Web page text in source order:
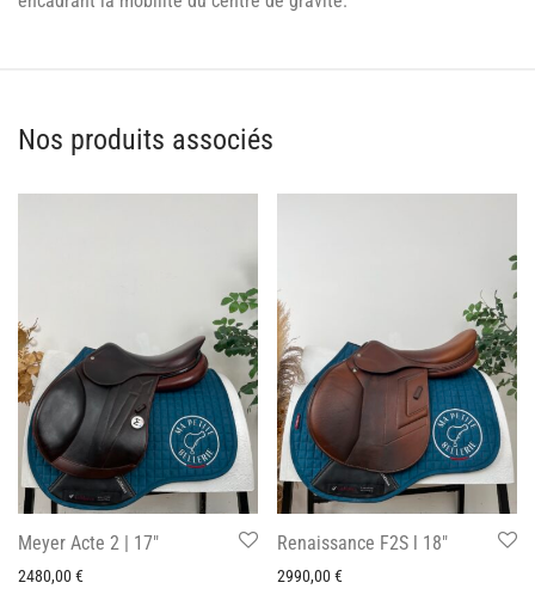
Nos produits associés
Meyer Acte 2 | 17″
2480,00€
Renaissance F2S l 18″
2990,00€